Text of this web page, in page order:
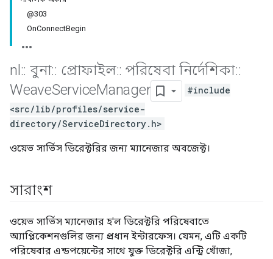
@303
OnConnectBegin
nl :: বুনা:: প্রোফাইল:: পরিষেবা নির্দেশিকা::
WeaveServiceManager
#include
<src/lib/profiles/service-
directory/ServiceDirectory.h>
ওয়েভ সার্ভিস ডিরেক্টরির জন্য ম্যানেজার অবজেক্ট।
সারাংশ
ওয়েভ সার্ভিস ম্যানেজার হ'ল ডিরেক্টরি পরিষেবাতে
অ্যাপ্লিকেশনগুলির জন্য প্রধান ইন্টারফেস। যেমন, এটি একটি
পরিষেবার এন্ডপয়েন্টের সাথে যুক্ত ডিরেক্টরি এন্ট্রি খোঁজা,